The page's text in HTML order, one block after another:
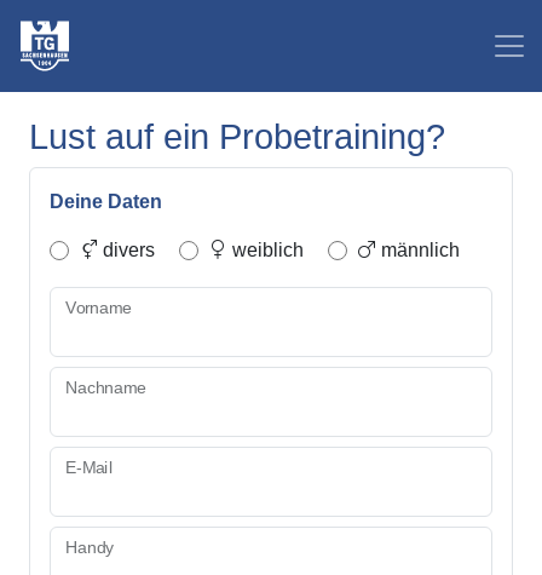
Lust auf ein Probetraining?
Deine Daten
divers weiblich männlich
Vorname
Nachname
E-Mail
Handy